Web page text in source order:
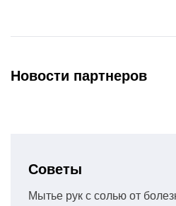
Новости партнеров
Советы
Мытье рук с солью от